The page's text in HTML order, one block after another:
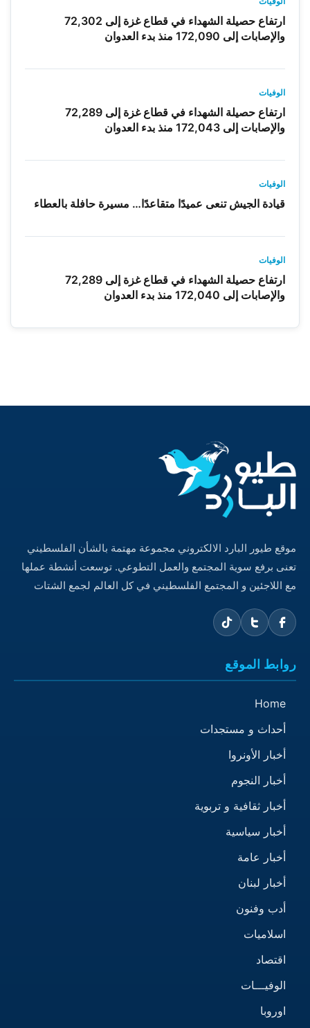
ارتفاع حصيلة الشهداء في قطاع غزة إلى 72,302
والإصابات إلى 172,090 منذ بدء العدوان
الوفيات
ارتفاع حصيلة الشهداء في قطاع غزة إلى 72,289
والإصابات إلى 172,043 منذ بدء العدوان
الوفيات
قيادة الجيش تنعى عميدًا متقاعدًا… مسيرة حافلة بالعطاء
الوفيات
ارتفاع حصيلة الشهداء في قطاع غزة إلى 72,289
والإصابات إلى 172,040 منذ بدء العدوان
موقع طيور البارد الالكتروني مجموعة مهتمة بالشأن الفلسطيني
تعنى برفع سوية المجتمع والعمل التطوعي. توسعت أنشطة عملها
مع اللاجئين و المجتمع الفلسطيني في كل العالم لجمع الشتات
روابط الموقع
Home
أحداث و مستجدات
أخبار الأونروا
أخبار النجوم
أخبار ثقافية و تربوية
أخبار سياسية
أخبار عامة
أخبار لبنان
أدب وفنون
اسلاميات
اقتصاد
الوفيـــات
اوروبا